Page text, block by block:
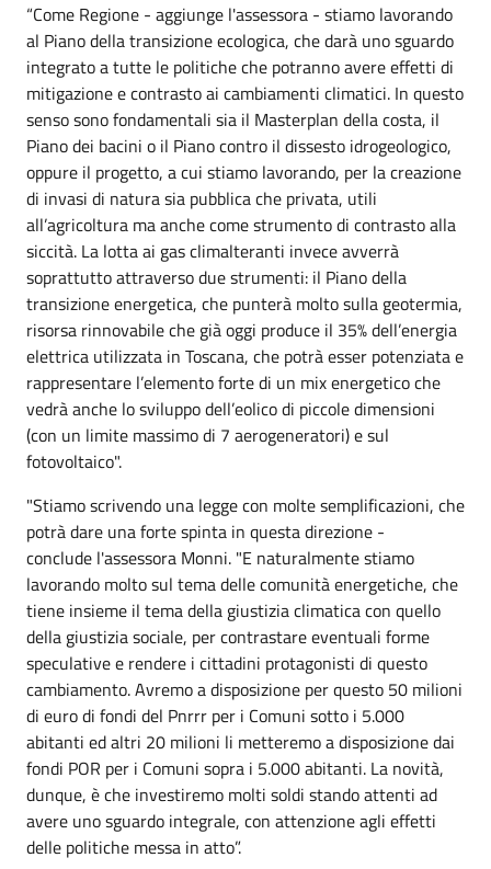
“Come Regione - aggiunge l'assessora - stiamo lavorando
al Piano della transizione ecologica, che darà uno sguardo
integrato a tutte le politiche che potranno avere effetti di
mitigazione e contrasto ai cambiamenti climatici. In questo
senso sono fondamentali sia il Masterplan della costa, il
Piano dei bacini o il Piano contro il dissesto idrogeologico,
oppure il progetto, a cui stiamo lavorando, per la creazione
di invasi di natura sia pubblica che privata, utili
all’agricoltura ma anche come strumento di contrasto alla
siccità. La lotta ai gas climalteranti invece avverrà
soprattutto attraverso due strumenti: il Piano della
transizione energetica, che punterà molto sulla geotermia,
risorsa rinnovabile che già oggi produce il 35% dell’energia
elettrica utilizzata in Toscana, che potrà esser potenziata e
rappresentare l’elemento forte di un mix energetico che
vedrà anche lo sviluppo dell’eolico di piccole dimensioni
(con un limite massimo di 7 aerogeneratori) e sul
fotovoltaico".
"Stiamo scrivendo una legge con molte semplificazioni, che
potrà dare una forte spinta in questa direzione -
conclude l'assessora Monni. "E naturalmente stiamo
lavorando molto sul tema delle comunità energetiche, che
tiene insieme il tema della giustizia climatica con quello
della giustizia sociale, per contrastare eventuali forme
speculative e rendere i cittadini protagonisti di questo
cambiamento. Avremo a disposizione per questo 50 milioni
di euro di fondi del Pnrrr per i Comuni sotto i 5.000
abitanti ed altri 20 milioni li metteremo a disposizione dai
fondi POR per i Comuni sopra i 5.000 abitanti. La novità,
dunque, è che investiremo molti soldi stando attenti ad
avere uno sguardo integrale, con attenzione agli effetti
delle politiche messa in atto”.